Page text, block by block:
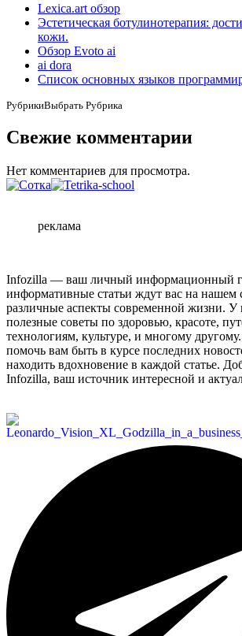
Lexica.art обзор
Эстетическая ботулинотерапия:
кожи.
Обзор Evoto ai
ai dora
Список основных языков
РубрикиВыбрать Рубрика
Свежие комментарии
Нет комментариев для просмотра.
реклама
Infozilla — ваш личный информационный
информативные статьи ждут вас на нашем
различные аспекты современной жизни. У
полезные советы по здоровью, красоте,
технологиям, культуре, и многому
помочь вам быть в курсе последних
находить вдохновение в каждой статье.
Infozilla, ваш источник интересной и